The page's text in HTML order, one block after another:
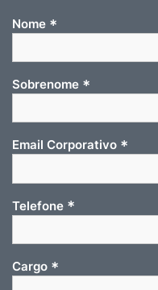
Nome *
Sobrenome *
Email Corporativo *
Telefone *
Cargo *